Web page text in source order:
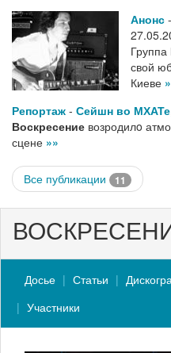
Анонс -
Группа
свой
Киеве
Репортаж - Сейшн во МХАТе
Воскресение возродилo
сцене »»
Все публикации 11
Досье Статьи
Участники